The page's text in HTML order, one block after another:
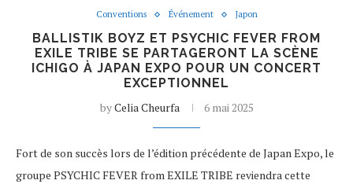
Conventions Événement Japon
BALLISTIK BOYZ ET PSYCHIC FEVER FROM
EXILE TRIBE SE PARTAGERONT LA SCÈNE
ICHIGO À JAPAN EXPO POUR UN CONCERT
EXCEPTIONNEL
byCelia Cheurfa 6 mai 2025
Fort de son succès lors de l’édition précédente de Japan Expo, le
groupe PSYCHIC FEVER from EXILE TRIBE reviendra cette